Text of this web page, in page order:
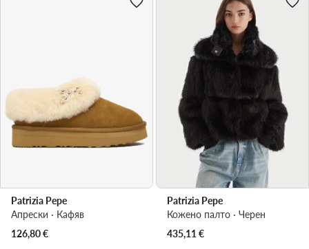
Patrizia Pepe
Апрески · Кафяв
126,80€
Patrizia Pepe
Кожено палто · Черен
435,11 €